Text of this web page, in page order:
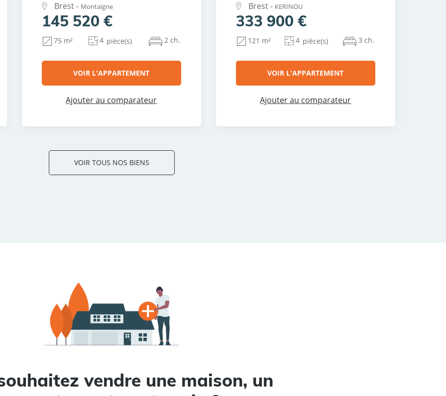
Brest - Montaigne
145 520 €
75 m² 4 pièce(s) 2 ch.
VOIR L'APPARTEMENT
Ajouter au comparateur
Brest - KERINOU
333 900 €
121 m² 4 pièce(s) 3 ch.
VOIR L'APPARTEMENT
Ajouter au comparateur
VOIR TOUS NOS BIENS
vendre une maison, un